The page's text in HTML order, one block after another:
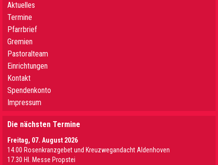
Aktuelles
Termine
Pfarrbrief
Gremien
Pastoralteam
Einrichtungen
Kontakt
Spendenkonto
Impressum
Die nächsten Termine
Freitag, 07. August 2026
14.00 Rosenkranzgebet und Kreuzwegandacht Aldenhoven
17.30 Hl. Messe Propstei